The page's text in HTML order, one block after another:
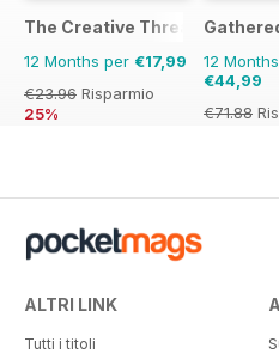
The Creative Thread
12 Months per €17,99
€23.96 Risparmio
25%
12
€44,99
€71.88
ALTRI LINK
Tutti i titoli